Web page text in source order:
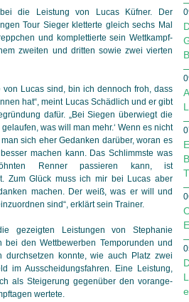
die Leistung von Lucas Küfner. Der
Tour Sieger kletterte gleich sechs Mal
und komplettierte sein Wett­kampf­
zweiten und dritten sowie zwei vierten
von Lucas sind, bin ich dennoch froh, dass
hat“, meint Lucas Schädlich und er gibt
dafür. „Bei Siegen überwiegt die
gelaufen, was will man mehr.‘ Wenn es nicht
sich eher Gedanken darüber, woran es
machen kann. Das Schlimmste was
Renner passieren kann, ist
Zum Glück muss ich mir bei Lucas aber
machen. Der weiß, was er will und
sind“, erklärt sein Trainer.
gezeigten Leistungen von Stephanie
bei den Wettbewerben Temporunden und
durchsetzen konnte, wie auch Platz zwei
im Ausscheidungsfahren. Eine Leistung,
als Steigerung gegenüber den voran­ge­
wertete.